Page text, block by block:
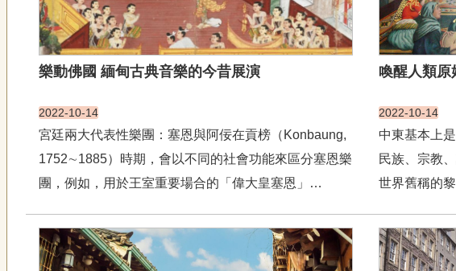
樂動佛國 緬甸古典音樂的今昔展演
2022-10-14
宮廷兩大代表性樂團：塞恩與阿佞在貢榜（Konbaung,
1752∼1885）時期，會以不同的社會功能來區分塞恩樂
團，例如，用於王室重要場合的「偉大皇塞恩」
（atwin hsaing daw）、演奏本土祭儀的「吶塞恩」
（nat hs...
喚醒人類
2022-10-14
中東基本上
民族、宗教
世界舊稱的
半島以北、
方一小部分